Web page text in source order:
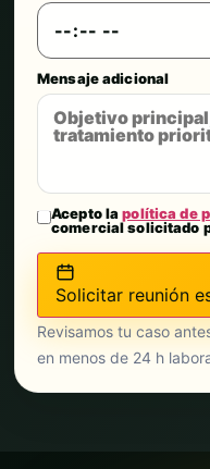
Mensaje adicional
Acepto lapolítica de
comercial solicitado
Solicitar reunión
Revisamos tu caso
en menos de 24 h